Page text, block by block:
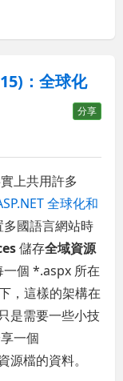
：全球化
分享
上共用許多
全球化和
國語言網站時
儲存全域資源
一個 *.aspx 所在
，這樣的架構在
是需要一些小技
一個
檔的資料。